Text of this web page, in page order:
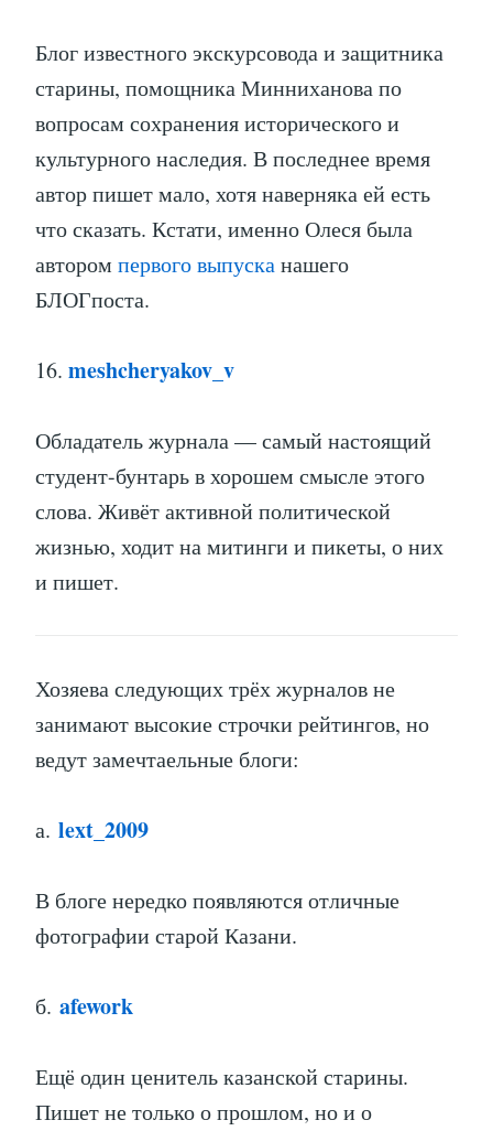
Блог известного экскурсовода и защитника
старины, помощника Минниханова по
вопросам сохранения исторического и
культурного наследия. В последнее время
автор пишет мало, хотя наверняка ей есть
что сказать. Кстати, именно Олеся была
автором первого выпусканашего
БЛОГпоста.
16. meshcheryakov_v
Обладатель журнала — самый настоящий
студент-бунтарь в хорошем смысле этого
слова. Живёт активной политической
жизнью, ходит на митинги и пикеты, о них
и пишет.
Хозяева следующих трёх журналов не
занимают высокие строчки рейтингов, но
ведут замечтаельные блоги:
а. lext_2009
В блоге нередко появляются отличные
фотографии старой Казани.
б. afework
Ещё один ценитель казанской старины.
Пишет не только о прошлом, но и о